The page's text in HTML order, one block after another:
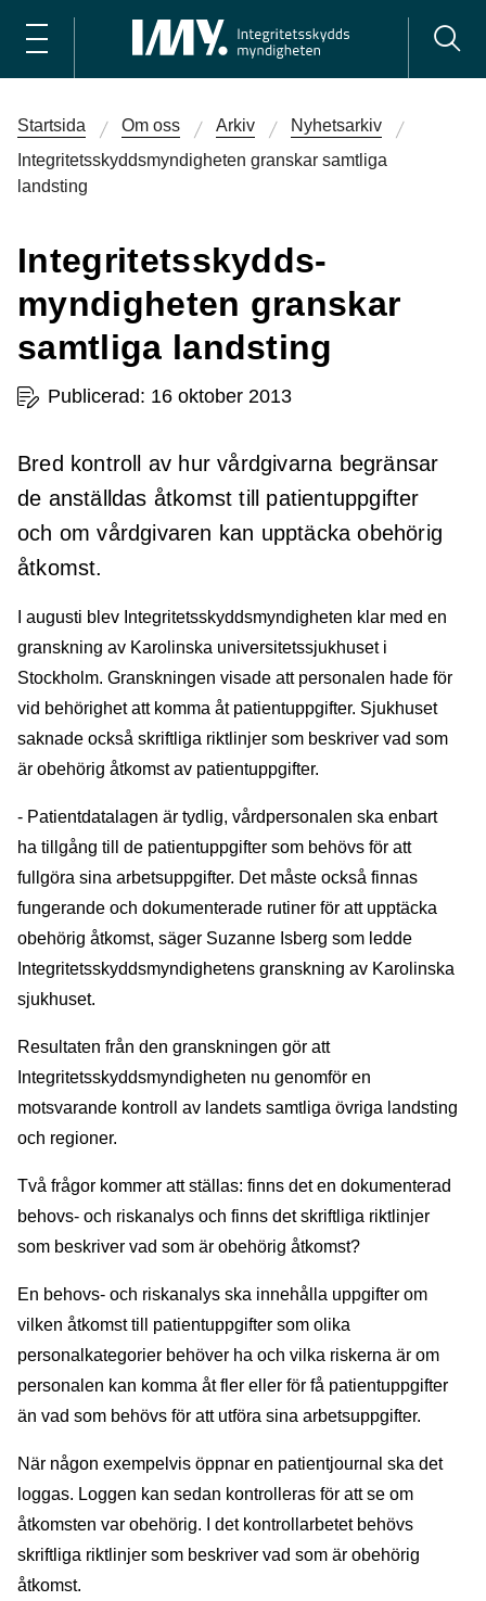
Startsida Om oss Arkiv
Nyhetsarkiv
Integritets­skydds­myndigheten granskar samtliga
landsting
Integritets­skydds­
myndigheten granskar
samtliga landsting
Publicerad: 16 oktober 2013
Bred kontroll av hur vårdgivarna begränsar
de anställdas åtkomst till patientuppgifter
och om vårdgivaren kan upptäcka obehörig
åtkomst.
I augusti blev Integritetsskyddsmyndigheten klar med en
granskning av Karolinska universitetssjukhuset i
Stockholm. Granskningen visade att personalen hade för
vid behörighet att komma åt patientuppgifter. Sjukhuset
saknade också skriftliga riktlinjer som beskriver vad som
är obehörig åtkomst av patientuppgifter.
- Patientdatalagen är tydlig, vårdpersonalen ska enbart
ha tillgång till de patientuppgifter som behövs för att
fullgöra sina arbetsuppgifter. Det måste också finnas
fungerande och dokumenterade rutiner för att upptäcka
obehörig åtkomst, säger Suzanne Isberg som ledde
Integritetsskyddsmyndighetens granskning av Karolinska
sjukhuset.
Resultaten från den granskningen gör att
Integritetsskyddsmyndigheten nu genomför en
motsvarande kontroll av landets samtliga övriga landsting
och regioner.
Två frågor kommer att ställas: finns det en dokumenterad
behovs- och riskanalys och finns det skriftliga riktlinjer
som beskriver vad som är obehörig åtkomst?
En behovs- och riskanalys ska innehålla uppgifter om
vilken åtkomst till patientuppgifter som olika
personalkategorier behöver ha och vilka riskerna är om
personalen kan komma åt fler eller för få patientuppgifter
än vad som behövs för att utföra sina arbetsuppgifter.
När någon exempelvis öppnar en patientjournal ska det
loggas. Loggen kan sedan kontrolleras för att se om
åtkomsten var obehörig. I det kontrollarbetet behövs
skriftliga riktlinjer som beskriver vad som är obehörig
åtkomst.